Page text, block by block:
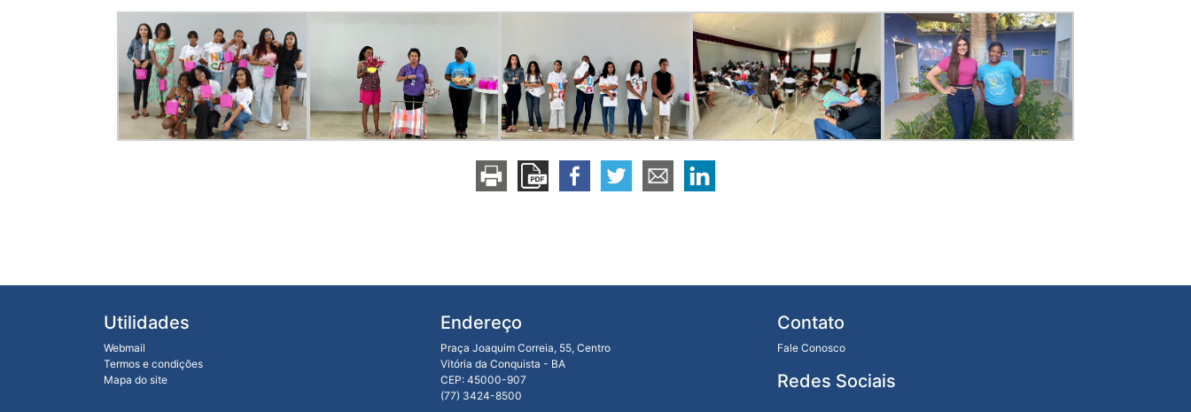
Utilidades
Webmail
Termos e condições
Mapa do site
Endereço
Praça Joaquim Correia, 55, Centro
Vitória da Conquista - BA
CEP: 45000-907
(77) 3424-8500
Contato
Fale Conosco
Redes Sociais